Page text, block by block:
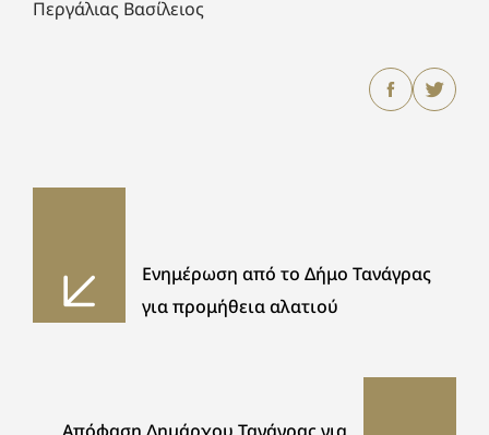
Περγάλιας Βασίλειος
Ενημέρωση από το Δήμο Τανάγρας
για προμήθεια αλατιού